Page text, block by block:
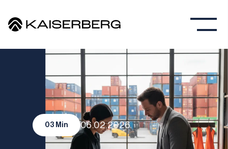
03 Min 06.02.2026